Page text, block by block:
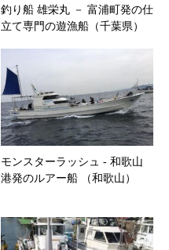
釣り船 雄栄丸 － 富浦町発の仕
立て専門の遊漁船（千葉県）
モンスターラッシュ ‐ 和歌山
港発のルアー船 （和歌山）